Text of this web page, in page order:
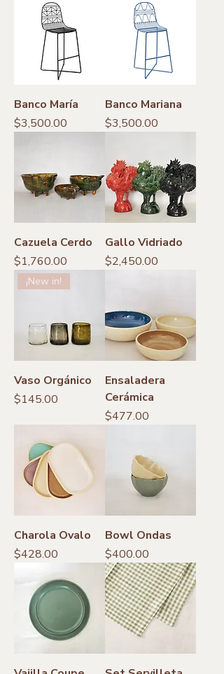
Banco María
Precio
$3,500.00
Banco Mariana
Precio
$3,500.00
Cazuela Cerdo
Precio
$1,760.00
Gallo Vidriado
Precio
$2,450.00
¡New in!
Vaso Orgánico
Precio
$145.00
Ensaladera
Cerámica
Precio
$477.00
Charola Ovalo
Precio
$428.00
Bowl Ondas
Precio
$400.00